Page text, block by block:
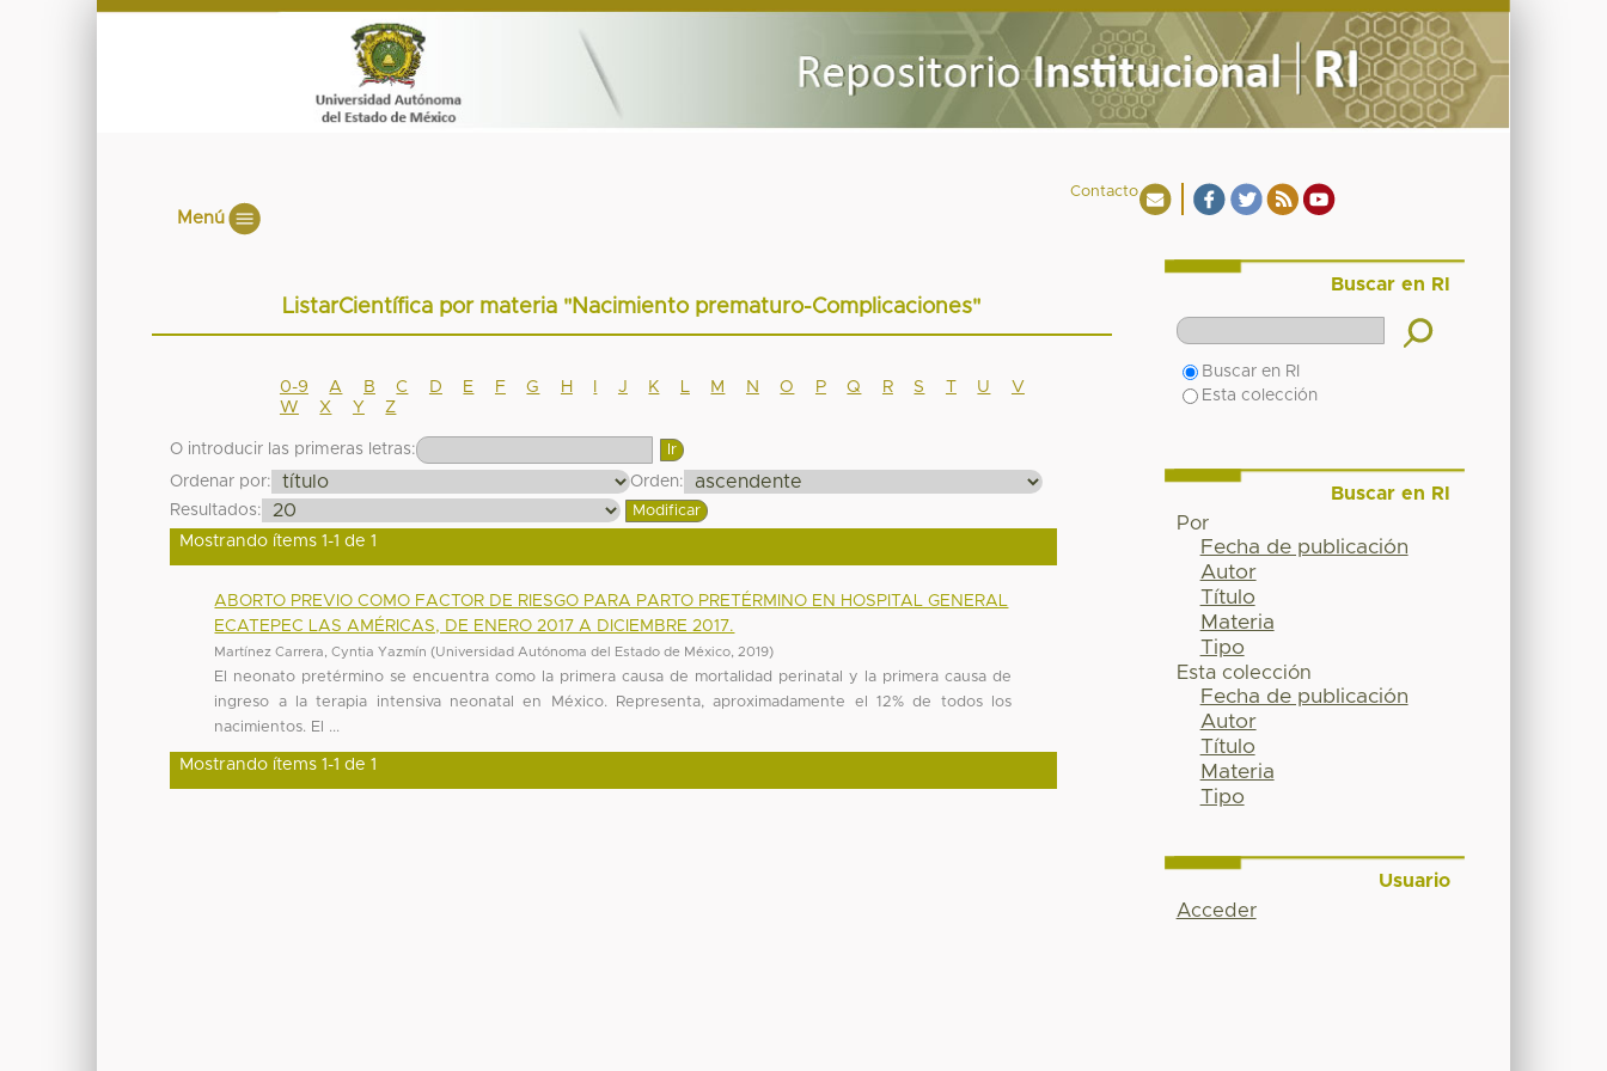
Contacto
Menú
ListarCientífica por materia "Nacimiento prematuro-Complicaciones"
0-9 A B C D E F G H J K M N O P Q R S T U
V
W
X Y Z
O introducir las primeras letras:
Ordenar por:
Orden:
Resultados:
Mostrando ítems 1-1 de 1
ABORTO PREVIO COMO FACTOR DE RIESGO PARA PARTO PRETÉRMINO EN HOSPITAL GENERAL
ECATEPEC LAS AMÉRICAS, DE ENERO 2017 A DICIEMBRE 2017.
Martínez Carrera, Cyntia Yazmín (Universidad Autónoma del Estado de México 2019)
El neonato pretérmino se encuentra como la primera causa de mortalidad perinatal y la primera causa de
ingreso a la terapia intensiva neonatal en México. Representa, aproximadamente el 12% de todos los
nacimientos. El ...
Mostrando ítems 1-1 de 1
Buscar en RI
Buscar en RI
Esta colección
Buscar en RI
Por
Fecha de publicación
Autor
Título
Materia
Tipo
Esta colección
Fecha de publicación
Autor
Título
Materia
Tipo
Usuario
Acceder